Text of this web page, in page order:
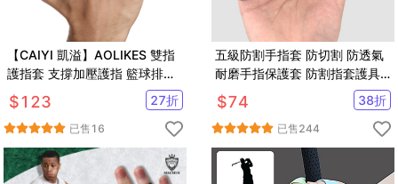
【CAIYI 凱溢】AOLIKES 雙指
護指套 支撐加壓護指 籃球排球
手指關節保護套 運動護指 手指
護具
$123 27折
已售 16
五級防割手指套 防切割 防透氣
耐磨手指保護套 防割指套護具
護指套
$74 38折
已售244